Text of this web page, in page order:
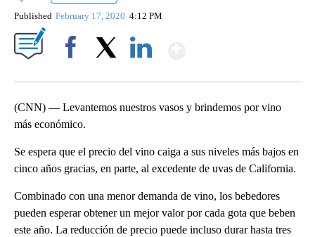
Published February 17, 2020 4:12 PM
(CNN) — Levantemos nuestros vasos y brindemos por vino
más económico.
Se espera que el precio del vino caiga a sus niveles más bajos en
cinco años gracias, en parte, al excedente de uvas de California.
Combinado con una menor demanda de vino, los bebedores
pueden esperar obtener un mejor valor por cada gota que beben
este año. La reducción de precio puede incluso durar hasta tres